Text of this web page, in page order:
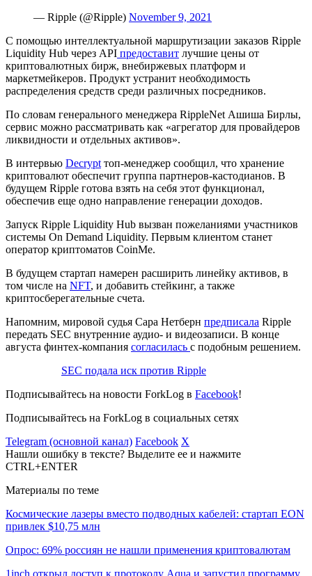
— Ripple (@Ripple) November 9, 2021
С помощью интеллектуальной маршрутизации заказов Ripple
Liquidity Hub через API предоставит лучшие цены от
криптовалютных бирж, внебиржевых платформ и
маркетмейкеров. Продукт устранит необходимость
распределения средств среди различных посредников.
По словам генерального менеджера RippleNet Ашиша Бирлы,
сервис можно рассматривать как «агрегатор для провайдеров
ликвидности и отдельных активов».
В интервью Decrypt топ-менеджер сообщил, что хранение
криптовалют обеспечит группа партнеров-кастодианов. В
будущем Ripple готова взять на себя этот функционал,
обеспечив еще одно направление генерации доходов.
Запуск Ripple Liquidity Hub вызван пожеланиями участников
системы On Demand Liquidity. Первым клиентом станет
оператор криптоматов CoinMe.
В будущем стартап намерен расширить линейку активов, в
том числе на NFT, и добавить стейкинг, а также
криптосберегательные счета.
Напомним, мировой судья Сара Нетберн предписала Ripple
передать SEC внутренние аудио- и видеозаписи. В конце
августа финтех-компания согласилась с подобным решением.
SEC подала иск против Ripple
Подписывайтесь на новости ForkLog в Facebook!
Подписывайтесь на ForkLog в социальных сетях
Telegram (основной канал) Facebook X
Нашли ошибку в тексте? Выделите ее и нажмите
CTRL+ENTER
Материалы по теме
Космические лазеры вместо подводных кабелей: стартап EON
привлек $10,75 млн
Опрос: 69% россиян не нашли применения криптовалютам
1inch открыл доступ к протоколу Aqua и запустил программу